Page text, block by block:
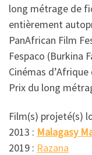
long métrage de
entièrement
PanAfrican Film
Fespaco (Burkina
Cinémas
Prix du long
Film(s) projeté(s)
2013 : Malagasy
2019 : Razana